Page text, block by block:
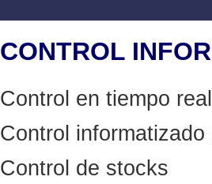
CONTROL
Control en tiempo
Control
Control de stocks